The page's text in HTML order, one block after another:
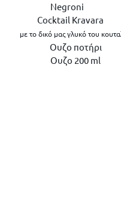
Negroni
Cocktail
με το δικό μας γλυκό του
Ουζο
Ουζο 200